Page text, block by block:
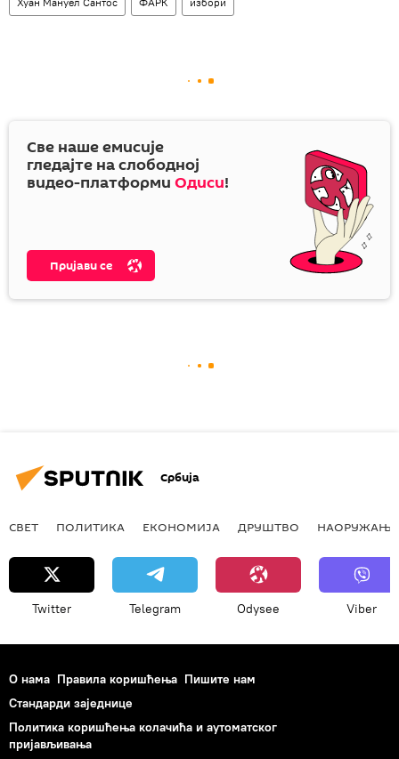
Све наше емисије
гледајте на слободној
видео-платформи Одиси!
Пријави се
Србија
СВЕТ ПОЛИТИКА ЕКОНОМИЈА ДРУШТВО НАОРУЖАЊЕ
Twitter Telegram Odysee Viber
О нама Правила коришћења Пишите нам
Стандарди заједнице
Политика коришћења колачића и аутоматског
пријављивања